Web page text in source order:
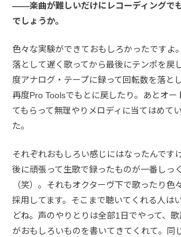
――楽曲が難しいだけにレコーディングで
でしょうか。
色々な実験ができておもしろかったですよ
落として遅く歌ってから最後にテンポを戻
度アナログ・テープに録って回転数を落と
再度Pro Toolsでもとに戻したり。あとオー
てもらって無理やりメロディに当てはめて
た。
それぞれおもしろい感じにはなったんです
後に頑張って生歌で録ったものが一番しっ
（笑）。それもオクターヴ下で歌ったり色
採用してます。そこまで聴いてくれる人は
どね。声のやりとりは全部1日でやって、
がおもしろいものを書いてきてくれて。同